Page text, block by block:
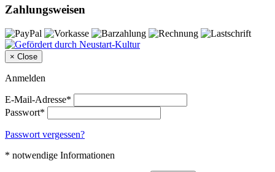
Zahlungsweisen
× Close
Anmelden
E-Mail-Adresse*
Passwort*
Passwort vergessen?
* notwendige Informationen